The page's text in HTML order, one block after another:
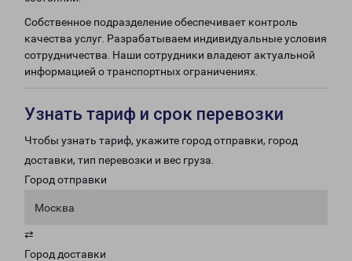
Собственное подразделение обеспечивает контроль
качества услуг. Разрабатываем индивидуальные условия
сотрудничества. Наши сотрудники владеют актуальной
информацией о транспортных ограничениях.
Узнать тариф и срок перевозки
Чтобы узнать тариф, укажите город отправки, город
доставки, тип перевозки и вес груза.
Город отправки
Москва
⇄
Город доставки